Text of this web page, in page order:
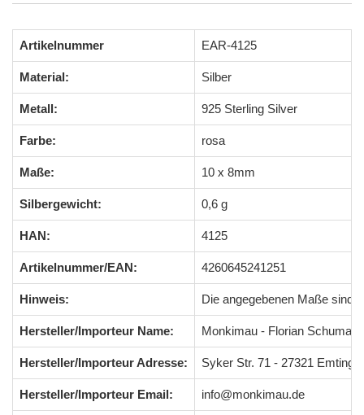
Artikelnummer EAR-4125
Material: Silber
Metall: 925 Sterling Silver
Farbe: rosa
Maße: 10 x 8mm
Silbergewicht: 0,6 g
HAN: 4125
Artikelnummer/EAN: 4260645241251
Hinweis: Die angegebenen Maße sind
Hersteller/Importeur Name: Monkimau - Florian
Hersteller/Importeur Adresse: Syker Str. 71 - 27321
Hersteller/Importeur Email: info@monkimau.de